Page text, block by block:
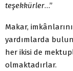
teşekkürler…”
Makar,
yardımlarda
her ikisi de
olmaktadırlar.